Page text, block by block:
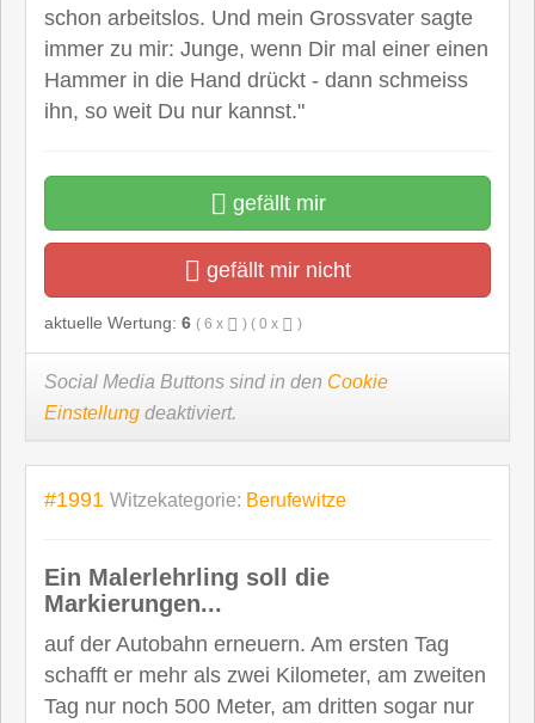
schon arbeitslos. Und mein Grossvater sagte
immer zu mir: Junge, wenn Dir mal einer einen
Hammer in die Hand drückt - dann schmeiss
ihn, so weit Du nur kannst."
gefällt mir
gefällt mir nicht
aktuelle Wertung: 6 ( 6 x ) ( 0 x )
Social Media Buttons sind in den Cookie
Einstellung deaktiviert.
#1991 Witzekategorie: Berufewitze
Ein Malerlehrling soll die
Markierungen...
auf der Autobahn erneuern. Am ersten Tag
schafft er mehr als zwei Kilometer, am zweiten
Tag nur noch 500 Meter, am dritten sogar nur